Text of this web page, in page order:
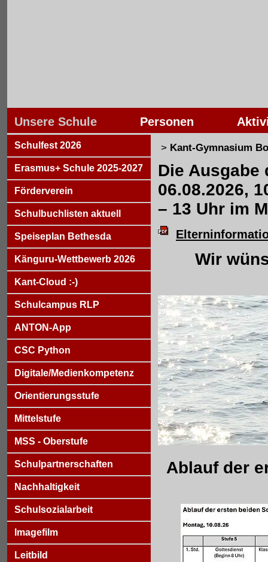
Unsere Schule Personen
Schulfest 2026
Erasmus+ Schule 2025-2027
Förderverein
Schulbuchlisten aktuell
Speiseplan Bethesda
Känguru-Wettbewerb 2026
Kant-Cloud :-)
Schulcampus RLP
ANTON-App
CSC Python
Digitale/Medienkompetenz
Orientierungsstufe
Mittelstufe
MSS - Oberstufe
Schulpartnerschaften
Nachhaltigkeit
Schulsozialarbeit
Imagefilm
Leitbild
> Kant-Gymnasium
Die Ausgabe
06.08.2026,
– 13 Uhr im
Wir
Ablauf der